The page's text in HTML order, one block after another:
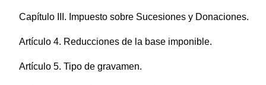
Capítulo III. Impuesto sobre Sucesiones y Donaciones.
Artículo 4. Reducciones de la base imponible.
Artículo 5. Tipo de gravamen.